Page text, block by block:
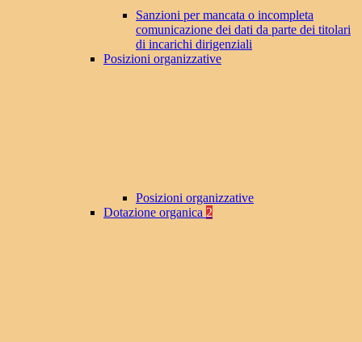
Sanzioni per mancata o incompleta
comunicazione dei dati da parte dei titolari
di incarichi dirigenziali
Posizioni organizzative
Posizioni organizzative
Dotazione organica 2